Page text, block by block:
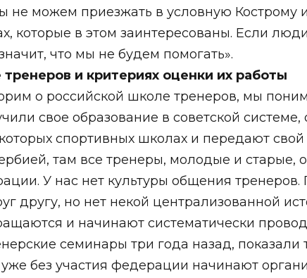
не можем приезжать в условную Кострому
которые в этом заинтересованы. Если
что мы не будем помогать».
и критериях оценки их работы
о российской школе тренеров, мы
свое образование в советской
спортивных школах и передают
там все тренеры, молодые и старые,
У нас нет культуры общения
другу, но нет некой централизованной
и начинают систематически
семинары три года назад,
без участия федерации начинают